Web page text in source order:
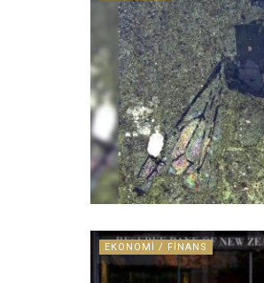
EKONOMI / FINANS